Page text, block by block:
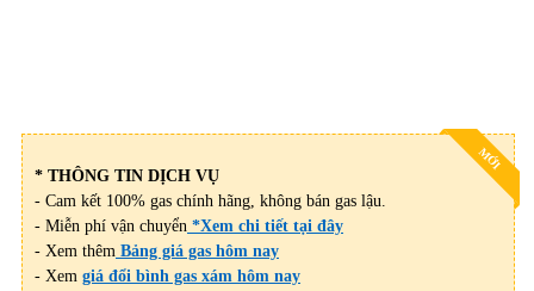
MỚI
* THÔNG TIN DỊCH VỤ
- Cam kết 100% gas chính hãng, không bán gas lậu.
- Miễn phí vận chuyển *Xem chi tiết tại đây
- Xem thêm Bảng giá gas hôm nay
- Xem giá đổi bình gas xám hôm nay